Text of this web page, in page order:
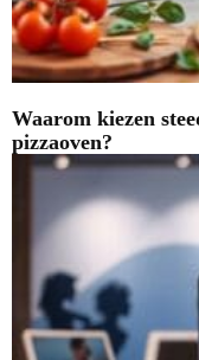
Waarom kiezen
pizzaoven?